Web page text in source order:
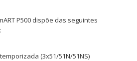
P500 dispõe das seguintes
(3x51/51N/51NS)